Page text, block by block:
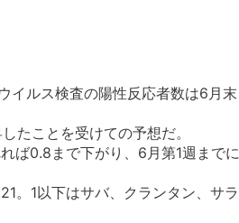
イルス検査の陽性反応者数は6月末
たことを受けての予想だ。
ば0.8まで下がり、6月第1週まで
。1以下はサバ、クランタン、サ